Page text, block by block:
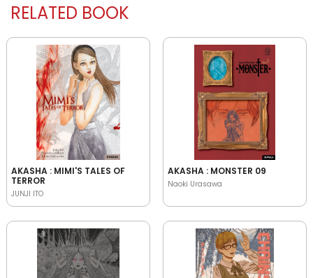
RELATED BOOK
AKASHA : MIMI'S TALES OF
TERROR
JUNJI ITO
AKASHA : MONSTER 09
Naoki Urasawa